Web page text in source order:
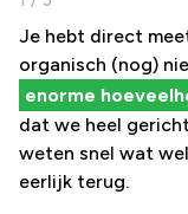
Je hebt direct
organisch (nog)
enorme
dat we heel
weten snel wat
eerlijk terug.